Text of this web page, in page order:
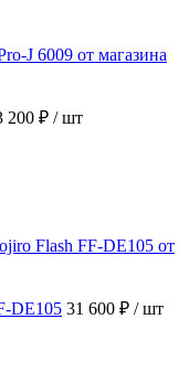
200 ₽ / шт
DE105 31 600 ₽ / шт